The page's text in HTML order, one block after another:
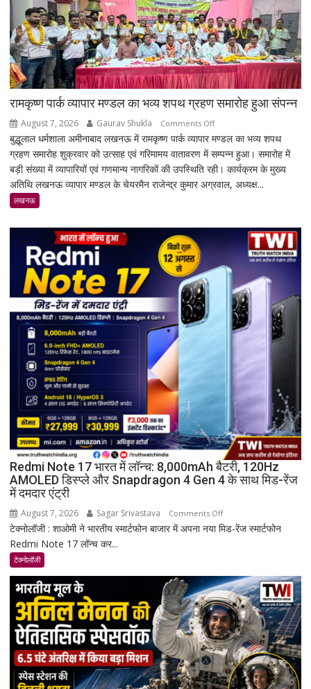
रामकृष्ण पार्क व्यापार मण्डल का भव्य शपथ ग्रहण समारोह हुआ संपन्न
August 7, 2026 Gaurav Shukla Comments Offon
रामकृष्ण
पार्क
व्यापार
मण्डल
शपथ
बुद्धूलाल धर्मशाला अमीनाबाद लखनऊ में रामकृष्ण पार्क व्यापार मण्डल का भव्य शपथ
ग्रहण समारोह शुक्रवार को उत्साह एवं गरिमामय वातावरण में सम्पन्न हुआ। समारोह में
बड़ी संख्या में व्यापारियों एवं गणमान्य नागरिकों की उपस्थिति रही। कार्यक्रम के मुख्य
अतिथि लखनऊ व्यापार मण्डल के चेयरमैन राजेन्द्र कुमार अग्रवाल, अध्यक्ष...
लखनऊ
Redmi Note 17 भारत में लॉन्च: 8,000mAh बैटरी, 120Hz
AMOLED डिस्प्ले और Snapdragon 4 Gen 4 के साथ मिड-रेंज
में दमदार एंट्री
August 7, 2026 Sagar Srivastava Comments Offon
Redmi
भारत
में
लॉन्च:
8,000mAh
बैटरी,
120Hz
AMOLED
डिस्प्ले
टेक्नोलॉजी : शाओमी ने भारतीय स्मार्टफोन बाजार में अपना नया मिड-रेंज स्मार्टफोन
Redmi Note 17 लॉन्च कर...
टेक्नोलॉजी